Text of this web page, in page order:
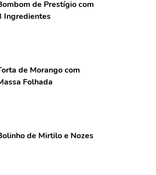
de Prestígio com
Ingredientes
de Morango com
Folhada
de Mirtilo e Nozes